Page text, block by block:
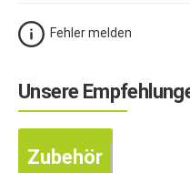
Fehler melden
Unsere
Zubehör